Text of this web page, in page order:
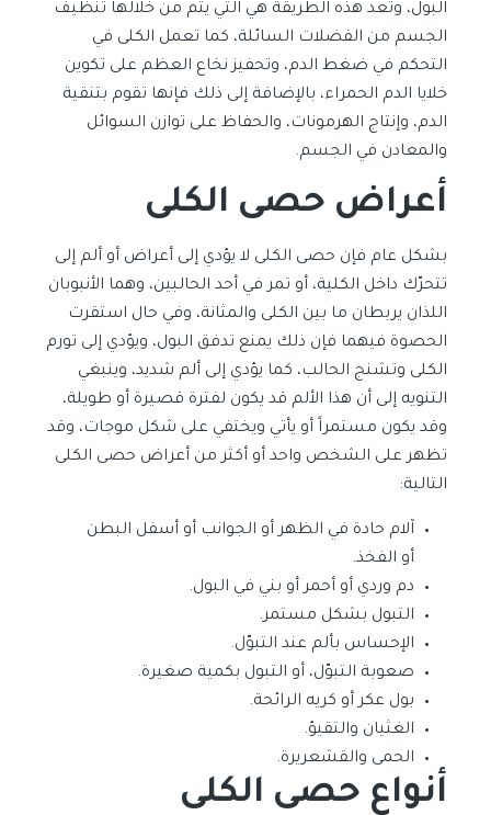
البول، وتعد هذه الطريقة هي التي يتم من خلالها تنظيف
الجسم من الفضلات السائلة، كما تعمل الكلى في
التحكم في ضغط الدم، وتحفيز نخاع العظم على تكوين
خلايا الدم الحمراء، بالإضافة إلى ذلك فإنها تقوم بتنقية
الدم، وإنتاج الهرمونات، والحفاظ على توازن السوائل
والمعادن في الجسم.
أعراض حصى الكلى
بشكل عام فإن حصى الكلى لا يؤدي إلى أعراض أو ألم إلى
تتحرّك داخل الكلية، أو تمر في أحد الحالبين، وهما الأنبوبان
اللذان يربطان ما بين الكلى والمثانة، وفي حال استقرت
الحصوة فيهما فإن ذلك يمنع تدفق البول، ويؤدي إلى تورم
الكلى وتشنج الحالب، كما يؤدي إلى ألم شديد، وينبغي
التنويه إلى أن هذا الألم قد يكون لفترة قصيرة أو طويلة،
وقد يكون مستمراً أو يأتي ويختفي على شكل موجات، وقد
تظهر على الشخص واحد أو أكثر من أعراض حصى الكلى
التالية:
آلام حادة في الظهر أو الجوانب أو أسفل البطن
أو الفخذ.
دم وردي أو أحمر أو بني في البول.
التبول بشكل مستمر.
الإحساس بألم عند التبوّل.
صعوبة التبوّل، أو التبول بكمية صغيرة.
بول عكر أو كريه الرائحة.
الغثيان والتقيؤ.
الحمى والقشعريرة.
أنواع حصى الكلى